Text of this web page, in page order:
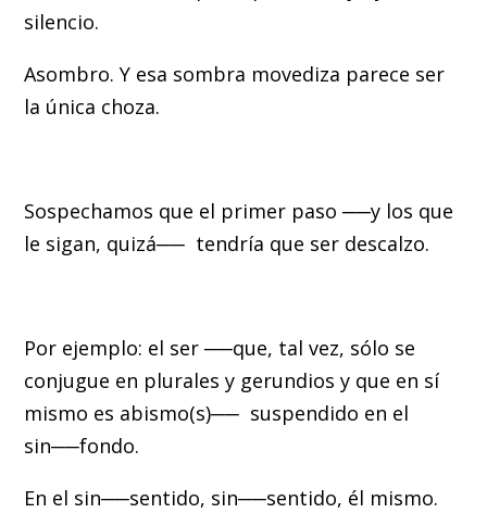
silencio.
Asombro. Y esa sombra movediza parece ser
la única choza.
Sospechamos que el primer paso ──y los que
le sigan, quizá── tendría que ser descalzo.
Por ejemplo: el ser ──que, tal vez, sólo se
conjugue en plurales y gerundios y que en sí
mismo es abismo(s)── suspendido en el
sin──fondo.
En el sin──sentido, sin──sentido, él mismo.